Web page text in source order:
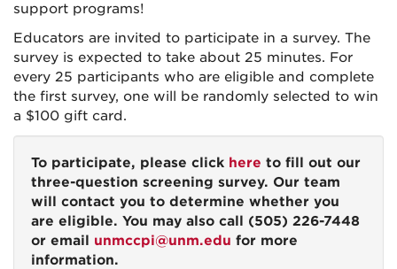
support programs!
Educators are invited to participate in a survey. The
survey is expected to take about 25 minutes. For
every 25 participants who are eligible and complete
the first survey, one will be randomly selected to win
a $100 gift card.
To participate, please click here to fill out our
three-question screening survey. Our team
will contact you to determine whether you
are eligible. You may also call (505) 226-7448
or email unmccpi@unm.edu for more
information.